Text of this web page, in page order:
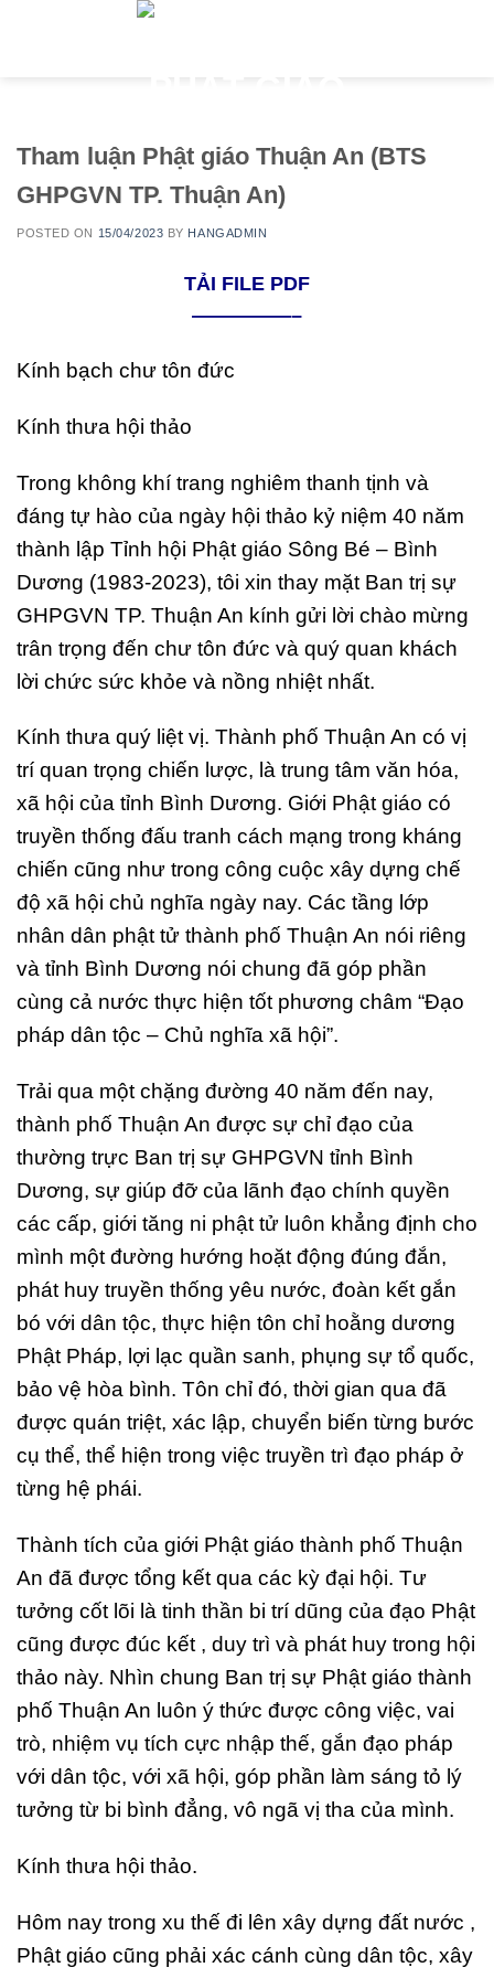
Tham luận Phật giáo Thuận An (BTS
GHPGVN TP. Thuận An)
POSTED ON 15/04/2023 BY HANGADMIN
TẢI FILE PDF
—————–
Kính bạch chư tôn đức
Kính thưa hội thảo
Trong không khí trang nghiêm thanh tịnh và
đáng tự hào của ngày hội thảo kỷ niệm 40 năm
thành lập Tỉnh hội Phật giáo Sông Bé – Bình
Dương (1983-2023), tôi xin thay mặt Ban trị sự
GHPGVN TP. Thuận An kính gửi lời chào mừng
trân trọng đến chư tôn đức và quý quan khách
lời chức sức khỏe và nồng nhiệt nhất.
Kính thưa quý liệt vị. Thành phố Thuận An có vị
trí quan trọng chiến lược, là trung tâm văn hóa,
xã hội của tỉnh Bình Dương. Giới Phật giáo có
truyền thống đấu tranh cách mạng trong kháng
chiến cũng như trong công cuộc xây dựng chế
độ xã hội chủ nghĩa ngày nay. Các tầng lớp
nhân dân phật tử thành phố Thuận An nói riêng
và tỉnh Bình Dương nói chung đã góp phần
cùng cả nước thực hiện tốt phương châm “Đạo
pháp dân tộc – Chủ nghĩa xã hội”.
Trải qua một chặng đường 40 năm đến nay,
thành phố Thuận An được sự chỉ đạo của
thường trực Ban trị sự GHPGVN tỉnh Bình
Dương, sự giúp đỡ của lãnh đạo chính quyền
các cấp, giới tăng ni phật tử luôn khẳng định cho
mình một đường hướng hoặt động đúng đắn,
phát huy truyền thống yêu nước, đoàn kết gắn
bó với dân tộc, thực hiện tôn chỉ hoằng dương
Phật Pháp, lợi lạc quần sanh, phụng sự tổ quốc,
bảo vệ hòa bình. Tôn chỉ đó, thời gian qua đã
được quán triệt, xác lập, chuyển biến từng bước
cụ thể, thể hiện trong việc truyền trì đạo pháp ở
từng hệ phái.
Thành tích của giới Phật giáo thành phố Thuận
An đã được tổng kết qua các kỳ đại hội. Tư
tưởng cốt lõi là tinh thần bi trí dũng của đạo Phật
cũng được đúc kết , duy trì và phát huy trong hội
thảo này. Nhìn chung Ban trị sự Phật giáo thành
phố Thuận An luôn ý thức được công việc, vai
trò, nhiệm vụ tích cực nhập thế, gắn đạo pháp
với dân tộc, với xã hội, góp phần làm sáng tỏ lý
tưởng từ bi bình đẳng, vô ngã vị tha của mình.
Kính thưa hội thảo.
Hôm nay trong xu thế đi lên xây dựng đất nước ,
Phật giáo cũng phải xác cánh cùng dân tộc, xây